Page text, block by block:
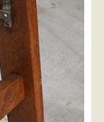
検索
B2770
踏台